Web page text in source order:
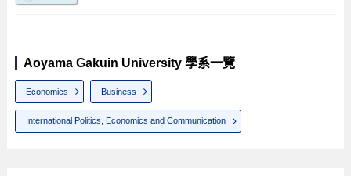
Aoyama Gakuin University 學系一覽
Economics Business
International Politics, Economics and Communication